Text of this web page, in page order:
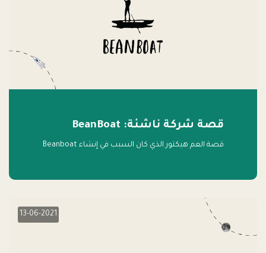
قصة شركة ناشئة: BeanBoat
قصة العم هيكتور الذي كان السبب في إنشاء Beanboat
13-06-2021